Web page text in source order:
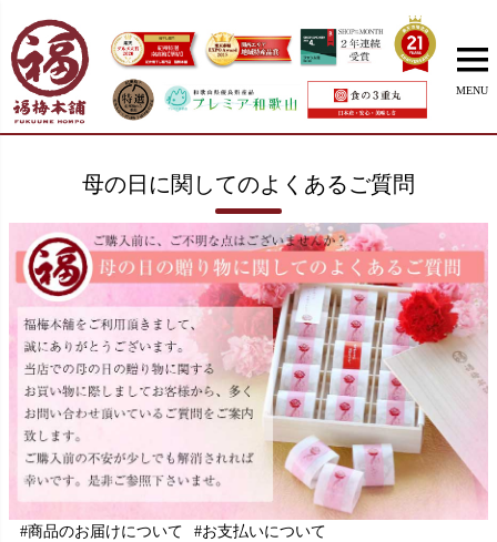
MENU
母の日に関してのよくあるご質問
#商品のお届けについて
#お支払いについて